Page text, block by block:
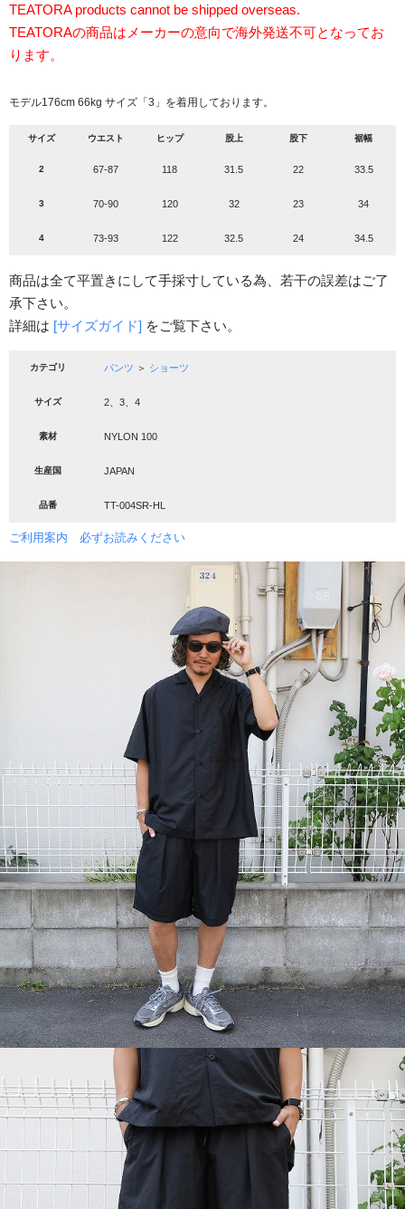
TEATORA products cannot be shipped overseas.
TEATORAの商品はメーカーの意向で海外発送不可となってお
ります。
モデル176cm 66kg サイズ「3」を着用しております。
サイズ ウエスト ヒップ 股上 股下 裾幅
2 67-87 118 31.5 22 33.5
3 70-90 120 32 23 34
4 73-93 122 32.5 24 34.5
商品は全て平置きにして手採寸している為、若干の誤差はご了
承下さい。
詳細は [サイズガイド] をご覧下さい。
カテゴリ パンツ ＞ ショーツ
サイズ 2、3、4
素材 NYLON 100
生産国 JAPAN
品番 TT-004SR-HL
ご利用案内 必ずお読みください